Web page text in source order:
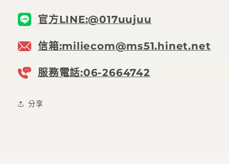
官方LINE:@017uujuu
信箱:miliecom@ms51.hinet.net
服務電話:06-2664742
分享